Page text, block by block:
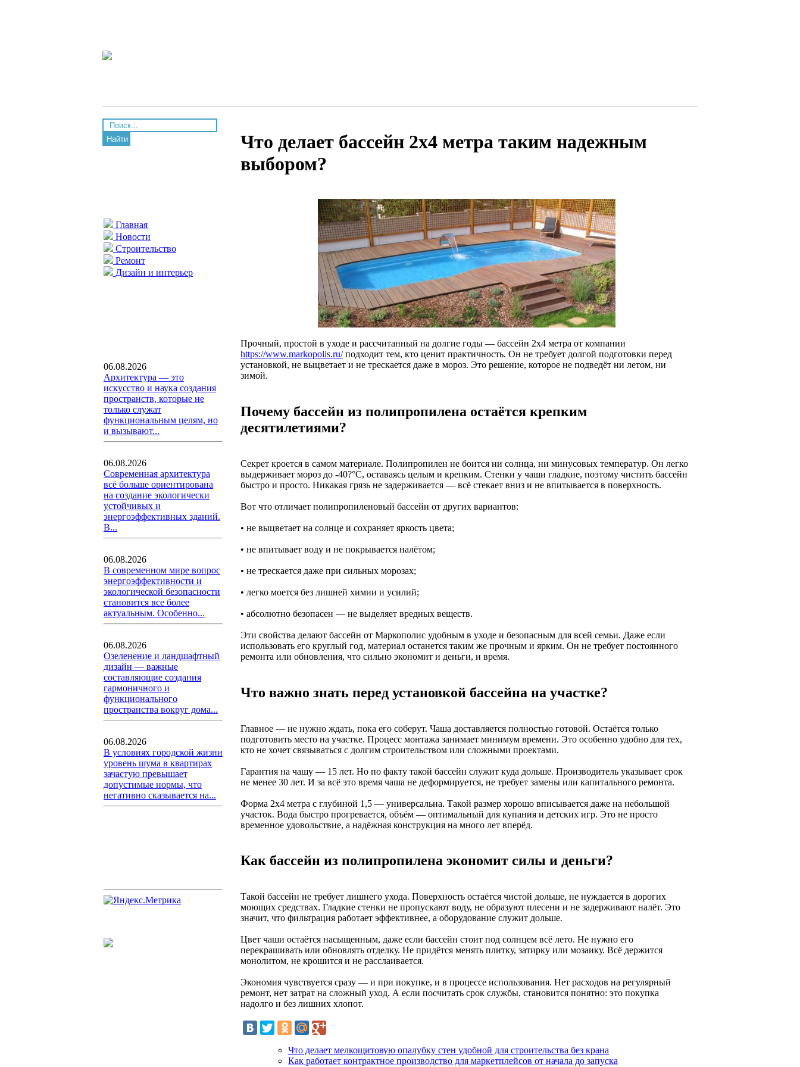
Найти
Главная
Новости
Строительство
Ремонт
Дизайн и интерьер
06.08.2026
Архитектура — это
искусство и наука создания
пространств, которые не
только служат
функциональным целям, но
и вызывают...
06.08.2026
Современная архитектура
всё больше ориентирована
на создание экологически
устойчивых и
энергоэффективных зданий.
В...
06.08.2026
В современном мире вопрос
энергоэффективности и
экологической безопасности
становится все более
актуальным. Особенно...
06.08.2026
Озеленение и ландшафтный
дизайн — важные
составляющие создания
гармоничного и
функционального
пространства вокруг дома...
06.08.2026
В условиях городской жизни
уровень шума в квартирах
зачастую превышает
допустимые нормы, что
негативно сказывается на...
Что делает бассейн 2х4 метра таким надежным
выбором?
Прочный, простой в уходе и рассчитанный на долгие годы — бассейн 2х4 метра от компании
https://www.markopolis.ru/подходит тем, кто ценит практичность. Он не требует долгой подготовки перед
установкой, не выцветает и не трескается даже в мороз. Это решение, которое не подведёт ни летом, ни
зимой.
Почему бассейн из полипропилена остаётся крепким
десятилетиями?
Секрет кроется в самом материале. Полипропилен не боится ни солнца, ни минусовых температур. Он легко
выдерживает мороз до -40?°C, оставаясь целым и крепким. Стенки у чаши гладкие, поэтому чистить бассейн
быстро и просто. Никакая грязь не задерживается — всё стекает вниз и не впитывается в поверхность.
Вот что отличает полипропиленовый бассейн от других вариантов:
• не выцветает на солнце и сохраняет яркость цвета;
• не впитывает воду и не покрывается налётом;
• не трескается даже при сильных морозах;
• легко моется без лишней химии и усилий;
• абсолютно безопасен — не выделяет вредных веществ.
Эти свойства делают бассейн от Маркополис удобным в уходе и безопасным для всей семьи. Даже если
использовать его круглый год, материал останется таким же прочным и ярким. Он не требует постоянного
ремонта или обновления, что сильно экономит и деньги, и время.
Что важно знать перед установкой бассейна на участке?
Главное — не нужно ждать, пока его соберут. Чаша доставляется полностью готовой. Остаётся только
подготовить место на участке. Процесс монтажа занимает минимум времени. Это особенно удобно для тех,
кто не хочет связываться с долгим строительством или сложными проектами.
Гарантия на чашу — 15 лет. Но по факту такой бассейн служит куда дольше. Производитель указывает срок
не менее 30 лет. И за всё это время чаша не деформируется, не требует замены или капитального ремонта.
Форма 2х4 метра с глубиной 1,5 — универсальна. Такой размер хорошо вписывается даже на небольшой
участок. Вода быстро прогревается, объём — оптимальный для купания и детских игр. Это не просто
временное удовольствие, а надёжная конструкция на много лет вперёд.
Как бассейн из полипропилена экономит силы и деньги?
Такой бассейн не требует лишнего ухода. Поверхность остаётся чистой дольше, не нуждается в дорогих
моющих средствах. Гладкие стенки не пропускают воду, не образуют плесени и не задерживают налёт. Это
значит, что фильтрация работает эффективнее, а оборудование служит дольше.
Цвет чаши остаётся насыщенным, даже если бассейн стоит под солнцем всё лето. Не нужно его
перекрашивать или обновлять отделку. Не придётся менять плитку, затирку или мозаику. Всё держится
монолитом, не крошится и не расслаивается.
Экономия чувствуется сразу — и при покупке, и в процессе использования. Нет расходов на регулярный
ремонт, нет затрат на сложный уход. А если посчитать срок службы, становится понятно: это покупка
надолго и без лишних хлопот.
Что делает мелкощитовую опалубку стен удобной для строительства без крана
Как работает контрактное производство для маркетплейсов от начала до запуска